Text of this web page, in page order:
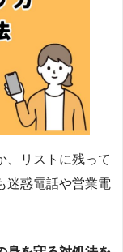
、リストに残って
迷惑電話や営業電